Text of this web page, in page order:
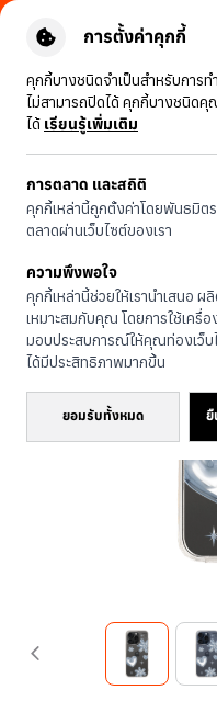
การตั้งค่าคุกกี้
คุกกี้บางชนิดจำเป็นสำหรับการท
ไม่สามารถปิดได้ คุกกี้บางชนิดคุ
ได้ เรียนรู้เพิ่มเติม
การตลาด และสถิติ
คุกกี้เหล่านี้ถูกตั้งค่าโดยพันธมิต
ตลาดผ่านเว็บไซต์ของเรา
ความพึงพอใจ
คุกกี้เหล่านี้ช่วยให้เรานำเสนอ
เหมาะสมกับคุณ โดยการใช้เครื่อ
มอบประสบการณ์ให้คุณท่องเว็บ
ได้มีประสิทธิภาพมากขึ้น
ยอมรับทั้งหมด ยื
งช้อป 1 ชิ้น เริ่มคืนนี้
รุ่นทั้งหมด ลูกโป่งดอกไม้
ลูกโป่งดอกไม้
990 บาท